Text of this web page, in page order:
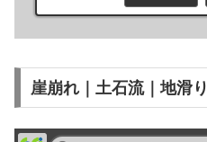
崖崩れ｜土石流｜地滑り